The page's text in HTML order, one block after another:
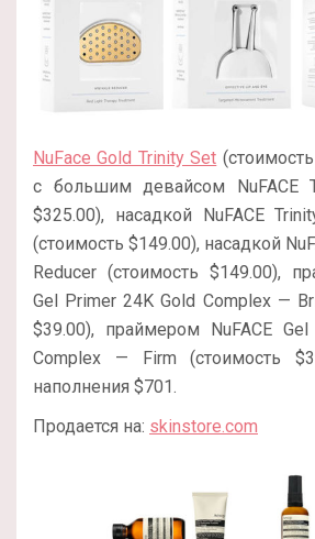
NuFace Gold Trinity Set
с большим девайсом NuFACE
$325.00), насадкой NuFACE
(стоимость $149.00), насадкой
Reducer (стоимость $149.00),
Gel Primer 24K Gold Complex —
$39.00), праймером NuFACE
Complex — Firm (стоимость
наполнения $701.
Продается на: skinstore.com